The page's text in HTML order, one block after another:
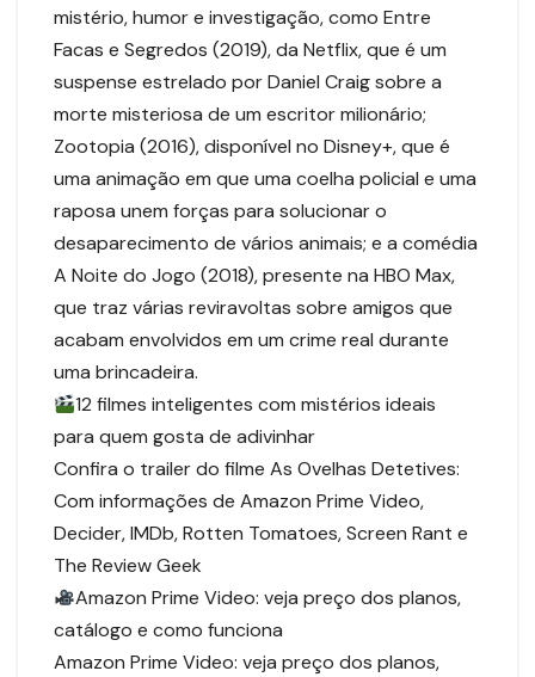
mistério, humor e investigação, como Entre
Facas e Segredos (2019), da Netflix, que é um
suspense estrelado por Daniel Craig sobre a
morte misteriosa de um escritor milionário;
Zootopia (2016), disponível no Disney+, que é
uma animação em que uma coelha policial e uma
raposa unem forças para solucionar o
desaparecimento de vários animais; e a comédia
A Noite do Jogo (2018), presente na HBO Max,
que traz várias reviravoltas sobre amigos que
acabam envolvidos em um crime real durante
uma brincadeira.
12 filmes inteligentes com mistérios ideais
para quem gosta de adivinhar
Confira o trailer do filme As Ovelhas Detetives:
Com informações de Amazon Prime Video,
Decider, IMDb, Rotten Tomatoes, Screen Rant e
The Review Geek
Amazon Prime Video: veja preço dos planos,
catálogo e como funciona
Amazon Prime Video: veja preço dos planos,